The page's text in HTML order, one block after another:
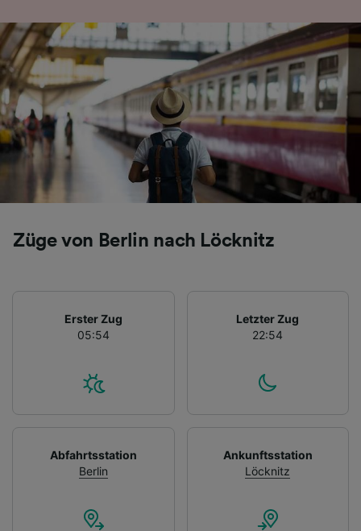
Züge von Berlin nach Löcknitz
Erster Zug
05:54
Letzter Zug
22:54
Abfahrtsstation
Berlin
Ankunftsstation
Löcknitz
Verwendung genauer Standortdaten.
Endgeräteeigenschaften zur Identifikation
aktiv abfragen. Speichern von oder Zugriff auf
Informationen auf einem Endgerät.
Personalisierte Werbung und Inhalte, Messung
von Werbeleistung und der Performance von
Inhalten, Zielgruppenforschung sowie
Entwicklung und Verbesserung von
Angeboten.
Liste der Partner (Lieferanten)